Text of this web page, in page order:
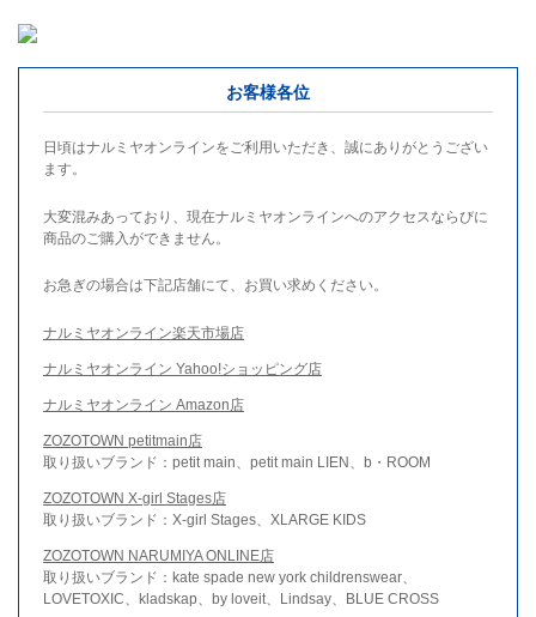
お客様各位
日頃はナルミヤオンラインをご利用いただき、誠にありがとうござい
ます。
大変混みあっており、現在ナルミヤオンラインへのアクセスならびに
商品のご購入ができません。
お急ぎの場合は下記店舗にて、お買い求めください。
ナルミヤオンライン楽天市場店
ナルミヤオンライン Yahoo!ショッピング店
ナルミヤオンライン Amazon店
ZOZOTOWN petitmain店
取り扱いブランド：petit main、petit main LIEN、b・ROOM
ZOZOTOWN X-girl Stages店
取り扱いブランド：X-girl Stages、XLARGE KIDS
ZOZOTOWN NARUMIYA ONLINE店
取り扱いブランド：kate spade new york childrenswear、
LOVETOXIC、kladskap、by loveit、Lindsay、BLUE CROSS